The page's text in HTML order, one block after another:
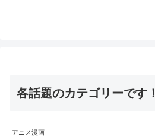
各話題のカテゴリーです！
アニメ漫画